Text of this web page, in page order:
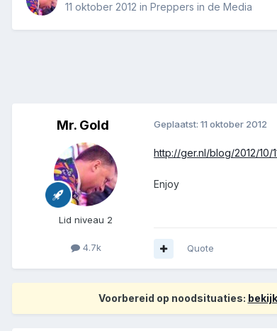
11 oktober 2012 in Preppers in de Media
Mr. Gold
Lid niveau 2
4.7k
Geplaatst: 11 oktober 2012
http://ger.nl/blog/2012/
Enjoy
Quote
Voorbereid op noodsituaties: